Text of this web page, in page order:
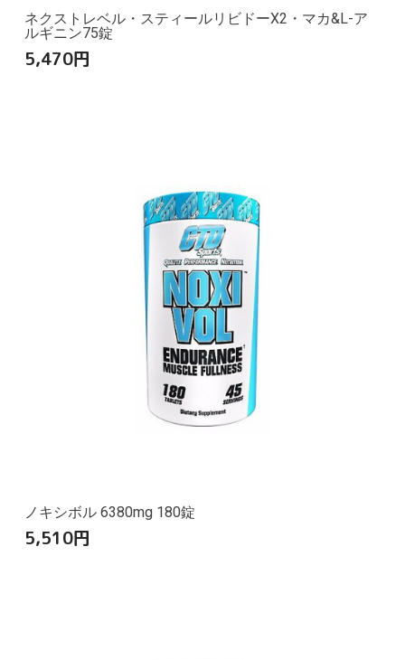
ネクストレベル・スティールリビドーX2・マカ&L-ア
ルギニン75錠
5,470円
ノキシボル 6380mg 180錠
5,510円